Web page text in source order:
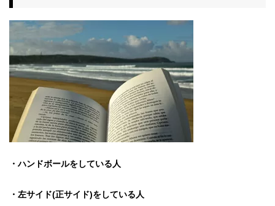
・ハンドボールをしている人
・左サイド(正サイド)をしている人